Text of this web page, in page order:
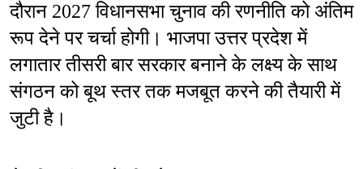
दौरान 2027 विधानसभा चुनाव की रणनीति को अंतिम
रूप देने पर चर्चा होगी। भाजपा उत्तर प्रदेश में
लगातार तीसरी बार सरकार बनाने के लक्ष्य के साथ
संगठन को बूथ स्तर तक मजबूत करने की तैयारी में
जुटी है।